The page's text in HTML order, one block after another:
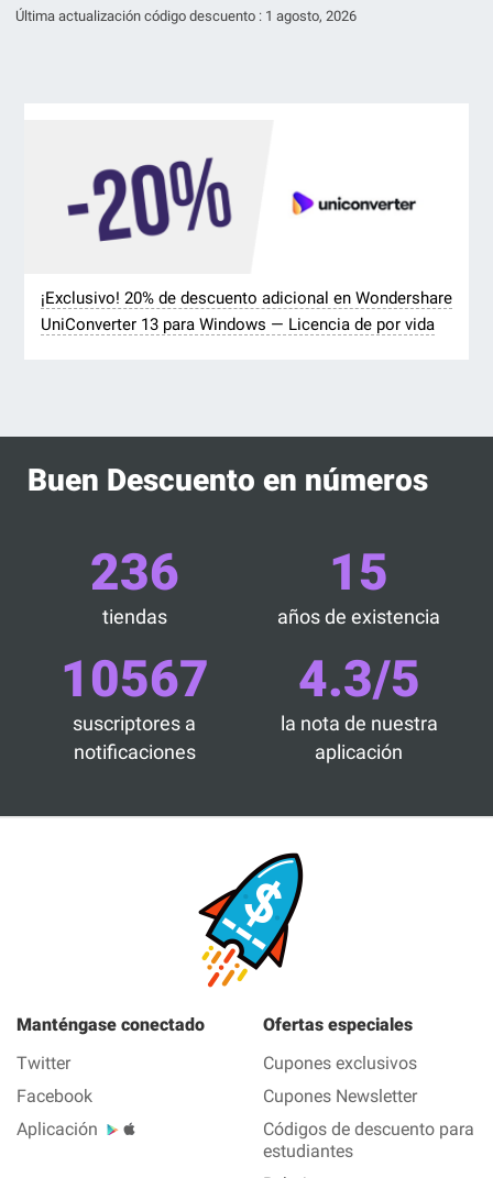
Última actualización código descuento : 1 agosto, 2026
¡Exclusivo! 20% de descuento adicional en Wondershare
UniConverter 13 para Windows — Licencia de por vida
Buen Descuento en números
236
tiendas
15
años de existencia
10567
suscriptores a
notificaciones
4.3/5
la nota de nuestra
aplicación
Manténgase conectado
Twitter
Facebook
Aplicación
Ofertas especiales
Cupones exclusivos
Cupones Newsletter
Códigos de descuento para
estudiantes